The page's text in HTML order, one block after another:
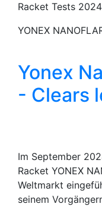
Racket Tests 2024
YONEX
Yonex
- Clears
Im September
Racket YONEX
Weltmarkt
seinem